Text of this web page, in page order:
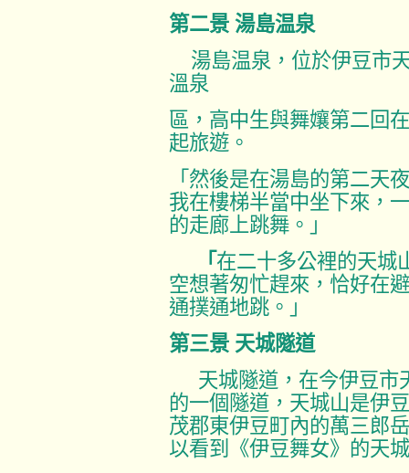
第二景 湯島温泉
湯島温泉，位於伊豆市
溫泉
區，高中生與舞孃第二回
起旅遊。
「然後是在湯島的第二天
我在樓梯半當中坐下來，
的走廊上跳舞。」
「 在二十多公裡的天城
空想著匆忙趕來，恰好在
通撲通地跳。」
第三景 天城隧道
天城隧道，在今伊豆市
的一個隧道，天城山是伊
茂郡東伊豆町內的萬三郎
以看到《伊豆舞女》的天